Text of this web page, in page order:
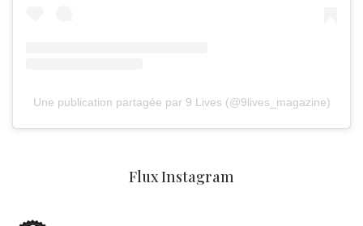
Une publication partagée par 9 Lives (@9lives_magazine)
Flux Instagram